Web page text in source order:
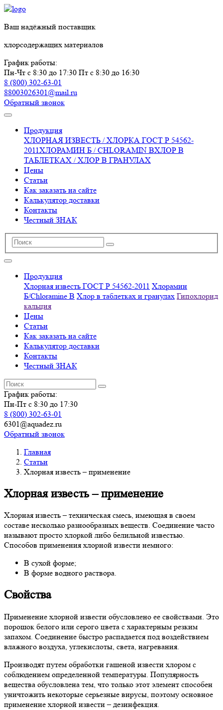
Ваш надёжный поставщик
хлорсодержащих материалов
График работы:
Пн-Чт с 8:30 до 17:30 Пт с 8:30 до 16:30
8 (800) 302-63-01
88003026301@mail.ru
Обратный звонок
Продукция
ХЛОРНАЯ ИЗВЕСТЬ / ХЛОРКА ГОСТ Р 54562-
2011ХЛОРАМИН Б / CHLORAMIN BХЛОР В
ТАБЛЕТКАХ / ХЛОР В ГРАНУЛАХ
Цены
Статьи
Как заказать на сайте
Калькулятор доставки
Контакты
Честный ЗНАК
Продукция
Хлорная известь ГОСТ Р 54562-2011 Хлорамин
Б/Chloramine B Хлор в таблетках и гранулах Гипохлорид
кальция
Цены
Статьи
Как заказать на сайте
Калькулятор доставки
Контакты
Честный ЗНАК
График работы:
Пн-Пт с 8:30 до 17:30
8 (800) 302-63-01
6301@aquadez.ru
Обратный звонок
Главная
Статьи
Хлорная известь – применение
Хлорная известь – применение
Хлорная известь – техническая смесь, имеющая в своем
составе несколько разнообразных веществ. Соединение часто
называют просто хлоркой либо белильной известью.
Способов применения хлорной извести немного:
В сухой форме;
В форме водного раствора.
Свойства
Применение хлорной извести обусловлено ее свойствами. Это
порошок белого или серого цвета с характерным резким
запахом. Соединение быстро распадается под воздействием
влажного воздуха, углекислоты, света, нагревания.
Производят путем обработки гашеной извести хлором с
соблюдением определенной температуры. Популярность
вещества обусловлена тем, что только этот элемент способен
уничтожить некоторые серьезные вирусы, поэтому основное
применение хлорной извести – дезинфекция.